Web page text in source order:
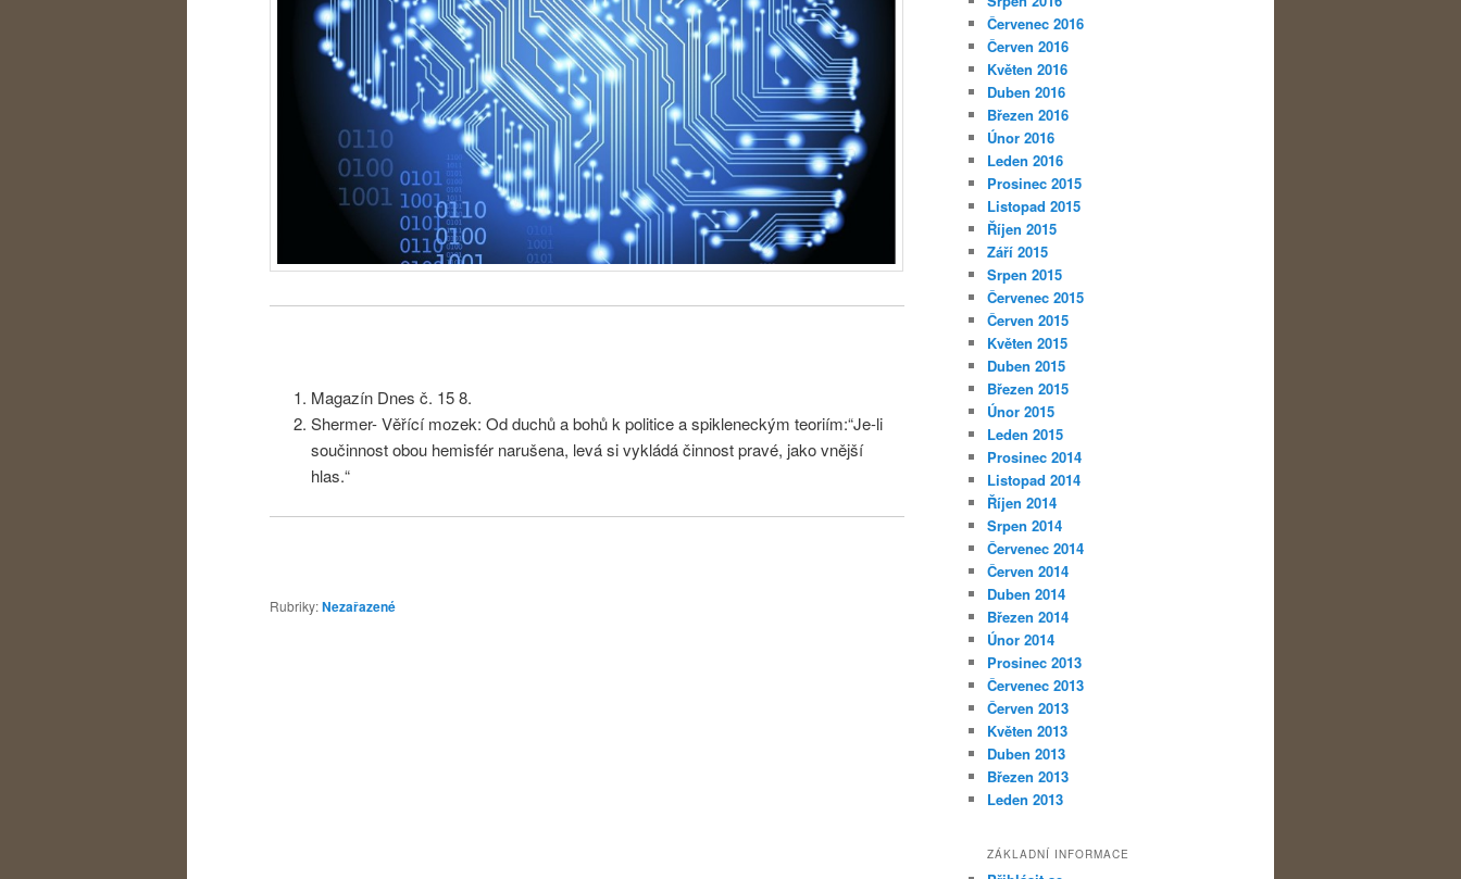
Magazín Dnes č. 15 8.
Shermer- Věřící mozek: Od duchů a bohů k politice a spikleneckým teoriím:“Je-li
součinnost obou hemisfér narušena, levá si vykládá činnost pravé, jako vnější
hlas.“
Rubriky:Nezařazené
Červenec 2016
Červen 2016
Květen 2016
Duben 2016
Březen 2016
Únor 2016
Leden 2016
Prosinec 2015
Listopad 2015
Říjen 2015
Září 2015
Srpen 2015
Červenec 2015
Červen 2015
Květen 2015
Duben 2015
Březen 2015
Únor 2015
Leden 2015
Prosinec 2014
Listopad 2014
Říjen 2014
Srpen 2014
Červenec 2014
Červen 2014
Duben 2014
Březen 2014
Únor 2014
Prosinec 2013
Červenec 2013
Červen 2013
Květen 2013
Duben 2013
Březen 2013
Leden 2013
ZÁKLADNÍ INFORMACE